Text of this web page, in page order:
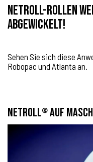
NetRoll-Rollen
abgewickelt!
Sehen Sie sich diese
Robopac und Atlanta an.
NETROLL® AUF